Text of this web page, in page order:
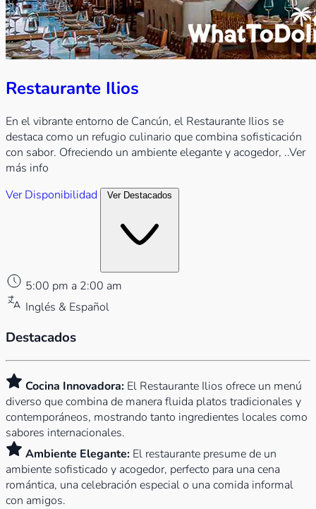
Restaurante Ilios
En el vibrante entorno de Cancún, el Restaurante Ilios se
destaca como un refugio culinario que combina sofisticación
con sabor. Ofreciendo un ambiente elegante y acogedor, ..Ver
más info
Ver Disponibilidad
5:00 pm a 2:00 am
Inglés & Español
Destacados
Cocina Innovadora: El Restaurante Ilios ofrece un menú
diverso que combina de manera fluida platos tradicionales y
contemporáneos, mostrando tanto ingredientes locales como
sabores internacionales.
Ambiente Elegante: El restaurante presume de un
ambiente sofisticado y acogedor, perfecto para una cena
romántica, una celebración especial o una comida informal
con amigos.